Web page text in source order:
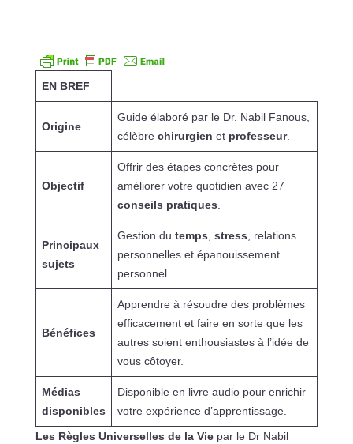
EN BREF
Origine
Guide élaboré par le Dr. Nabil Fanous,
célèbre chirurgien et professeur.
Objectif
Offrir des étapes concrètes pour
améliorer votre quotidien avec 27
conseils pratiques.
Principaux
sujets
Gestion du temps, stress, relations
personnelles et épanouissement
personnel.
Bénéfices
Apprendre à résoudre des problèmes
efficacement et faire en sorte que les
autres soient enthousiastes à l’idée de
vous côtoyer.
Médias
disponibles
Disponible en livre audio pour enrichir
votre expérience d’apprentissage.
Les Règles Universelles de la Viepar le Dr Nabil